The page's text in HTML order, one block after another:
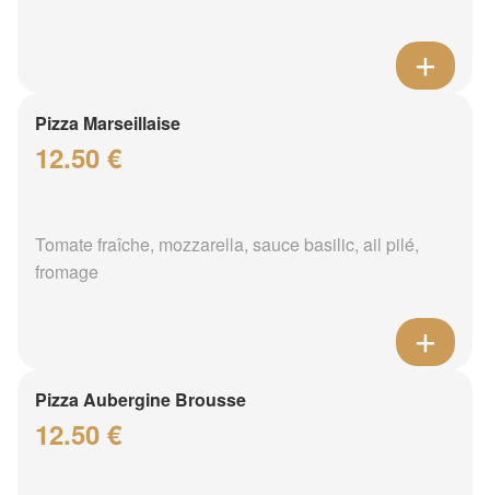
Pizza Marseillaise
12.50 €
Tomate fraîche, mozzarella, sauce basilic, ail pilé,
fromage
Pizza Aubergine Brousse
12.50 €